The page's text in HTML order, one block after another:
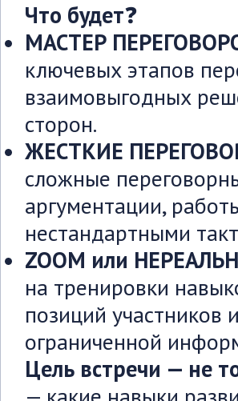
Что будет❓
МАСТЕР
ключевых этапов
взаимовыгодных
сторон.
ЖЕСТКИЕ
сложные
аргументации,
нестандартными
ZOOM или
на тренировки
позиций участников
ограниченной
Цель встречи — не